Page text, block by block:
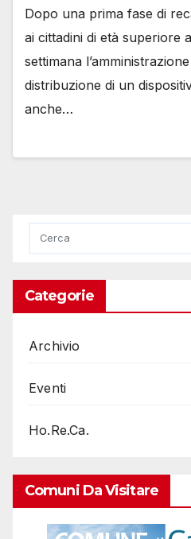
Dopo una prima fase di
ai cittadini di età superiore
settimana
distribuzione di un
anche…
Categorie
Archivio
Eventi
Ho.Re.Ca.
Comuni Da Visitare